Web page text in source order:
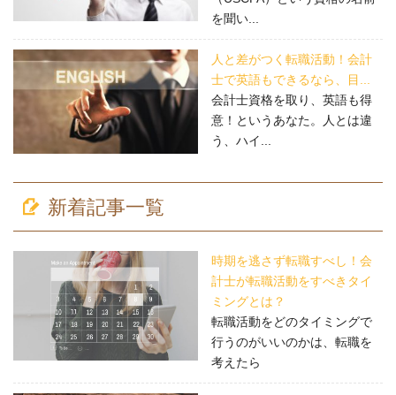
を聞い...
人と差がつく転職活動！会計
士で英語もできるなら、目...
会計士資格を取り、英語も得
意！というあなた。人とは違
う、ハイ...
新着記事一覧
時期を逃さず転職すべし！会
計士が転職活動をすべきタイ
ミングとは？
転職活動をどのタイミングで
行うのがいいのかは、転職を
考えたら